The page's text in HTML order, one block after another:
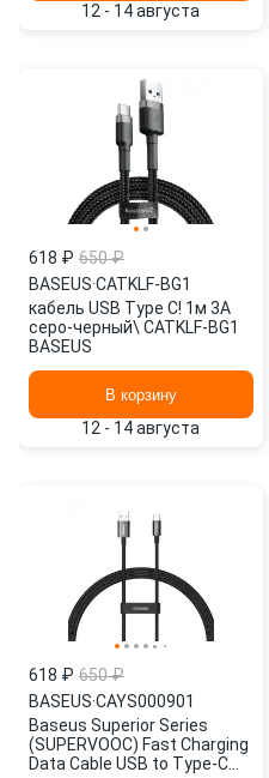
12 - 14 августа
618 ₽ 650 ₽
BASEUS·CATKLF-BG1
кабель USB Type C! 1м 3A
серо-черный\ CATKLF-BG1
BASEUS
В корзину
12 - 14 августа
618 ₽ 650 ₽
BASEUS·CAYS000901
Baseus Superior Series
(SUPERVOOC) Fast Charging
Data Cable USB to Type-C